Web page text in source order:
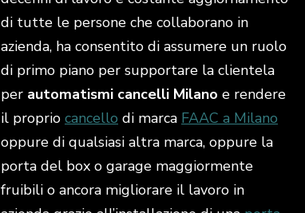
di tutte le persone che collaborano in
azienda, ha consentito di assumere un ruolo
di primo piano per supportare la clientela
per automatismi cancelli Milano e rendere
il proprio cancello di marca FAAC a Milano
oppure di qualsiasi altra marca, oppure la
porta del box o garage maggiormente
fruibili o ancora migliorare il lavoro in